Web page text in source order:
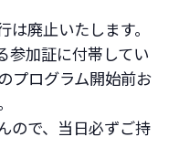
廃止いたします。
参加証に付帯してい
プログラム開始前お
ので、当日必ずご持